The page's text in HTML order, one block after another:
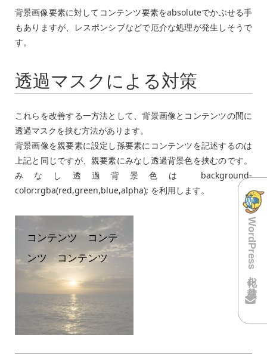
背景画像要素に対してコンテンツ要素をabsoluteでかぶせる手
もありますが、レスポンシブなどで厄介な処理が発生しそうで
す。
透過マスクによる対策
これらを改善する一方法として、背景画像とコンテンツの間に
透過マスクを挟む方法があります。
背景画像を親要素に設定し孫要素にコンテンツを記述するのは
上記と同じですが、親要素にみなし透過背景色を挟むのです。
みなし透過背景色は background-
color:rgba(red,green,blue,alpha); を利用します。
コンテンツ コンテ
ンツ コンテンツ
WordPress化お見積り